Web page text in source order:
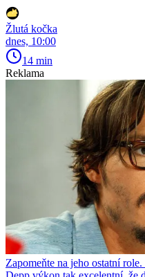
Žlutá kočka
dnes, 10:00
14 min
Reklama
Zapomeňte na jeho ostatní